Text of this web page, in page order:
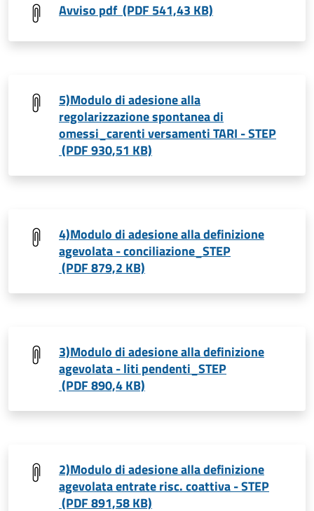
Avviso pdf (PDF 541,43 KB)
5)Modulo di adesione alla
regolarizzazione spontanea di
omessi_carenti versamenti TARI - STEP
(PDF 930,51 KB)
4)Modulo di adesione alla definizione
agevolata - conciliazione_STEP
(PDF 879,2 KB)
3)Modulo di adesione alla definizione
agevolata - liti pendenti_STEP
(PDF 890,4 KB)
2)Modulo di adesione alla definizione
agevolata entrate risc. coattiva - STEP
(PDF 891,58 KB)